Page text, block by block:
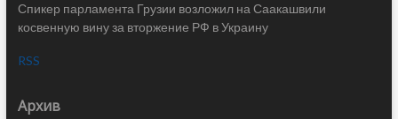
Спикер парламента Грузии возложил на Саакашвили
косвенную вину за вторжение РФ в Украину
RSS
Архив